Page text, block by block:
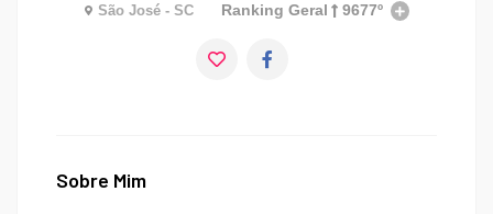
São José - SC Ranking Geral 9677º
Sobre Mim